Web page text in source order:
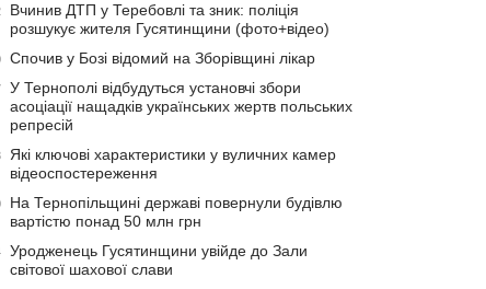
Вчинив ДТП у Теребовлі та зник: поліція
розшукує жителя Гусятинщини (фото+відео)
Спочив у Бозі відомий на Зборівщині лікар
У Тернополі відбудуться установчі збори
асоціації нащадків українських жертв польських
репресій
Які ключові характеристики у вуличних камер
відеоспостереження
На Тернопільщині державі повернули будівлю
вартістю понад 50 млн грн
Уродженець Гусятинщини увійде до Зали
світової шахової слави